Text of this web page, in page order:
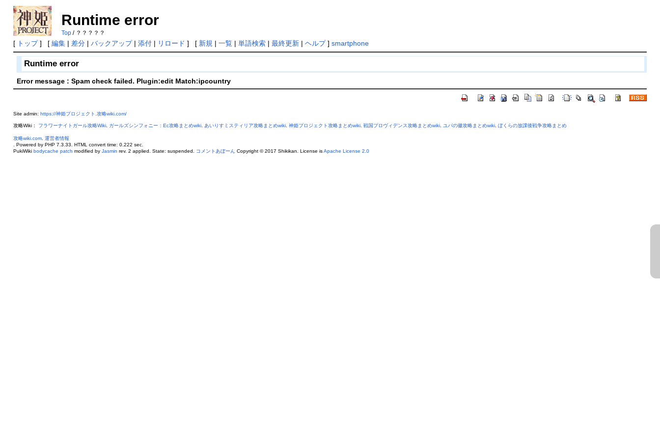
Runtime error
Top/ ？？？？？
[ トップ] [ 編集| 差分| バックアップ| 添付| リロード ] [ 新規 | 一覧| 単語検索| 最終更新| ヘルプ] smartphone
Runtime error
Error message : Spam check failed. Plugin:edit Match:ipcountry
Site admin: https://神姫プロジェクト.攻略wiki.com/
攻略Wiki： フラワーナイトガール攻略Wiki. ガールズシンフォニー：Ec攻略まとめwiki. あいりすミスティリア攻略まとめwiki. 神姫プロジェクト攻略まとめwiki. 戦国プロヴィデンス攻略まとめwiki. ユバの徽攻略まとめwiki. ぼくらの放課後戦争攻略まとめ
攻略wiki.com. 運営者情報
. Powered by PHP 7.3.33. HTML convert time: 0.222 sec.
PukiWiki bodycache patch modified by Jasmin rev. 2 applied. State: suspended. コメントあぼーん Copyright © 2017 Shikikan. License isApache License 2.0